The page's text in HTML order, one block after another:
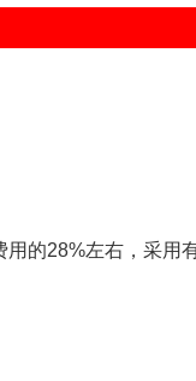
的28%左右，采用